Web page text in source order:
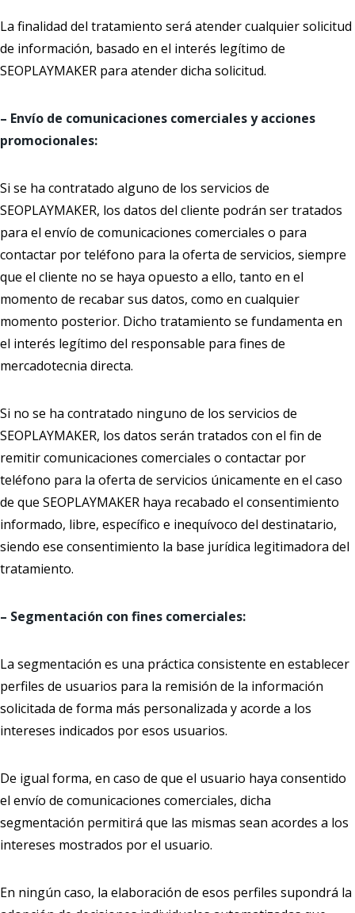
La finalidad del tratamiento será atender cualquier solicitud
de información, basado en el interés legítimo de
SEOPLAYMAKER para atender dicha solicitud.
– Envío de comunicaciones comerciales y acciones
promocionales:
Si se ha contratado alguno de los servicios de
SEOPLAYMAKER, los datos del cliente podrán ser tratados
para el envío de comunicaciones comerciales o para
contactar por teléfono para la oferta de servicios, siempre
que el cliente no se haya opuesto a ello, tanto en el
momento de recabar sus datos, como en cualquier
momento posterior. Dicho tratamiento se fundamenta en
el interés legítimo del responsable para fines de
mercadotecnia directa.
Si no se ha contratado ninguno de los servicios de
SEOPLAYMAKER, los datos serán tratados con el fin de
remitir comunicaciones comerciales o contactar por
teléfono para la oferta de servicios únicamente en el caso
de que SEOPLAYMAKER haya recabado el consentimiento
informado, libre, específico e inequívoco del destinatario,
siendo ese consentimiento la base jurídica legitimadora del
tratamiento.
– Segmentación con fines comerciales:
La segmentación es una práctica consistente en establecer
perfiles de usuarios para la remisión de la información
solicitada de forma más personalizada y acorde a los
intereses indicados por esos usuarios.
De igual forma, en caso de que el usuario haya consentido
el envío de comunicaciones comerciales, dicha
segmentación permitirá que las mismas sean acordes a los
intereses mostrados por el usuario.
En ningún caso, la elaboración de esos perfiles supondrá la